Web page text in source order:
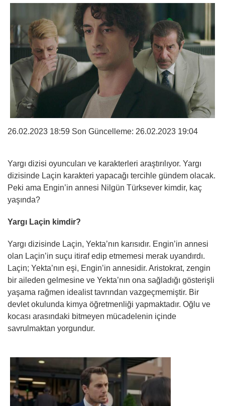
26.02.2023 18:59 Son Güncelleme: 26.02.2023 19:04
Yargı dizisi oyuncuları ve karakterleri araştırılıyor. Yargı
dizisinde Laçin karakteri yapacağı tercihle gündem olacak.
Peki ama Engin’in annesi Nilgün Türksever kimdir, kaç
yaşında?
Yargı Laçin kimdir?
Yargı dizisinde Laçin, Yekta’nın karısıdır. Engin’in annesi
olan Laçin’in suçu itiraf edip etmemesi merak uyandırdı.
Laçin; Yekta’nın eşi, Engin’in annesidir. Aristokrat, zengin
bir aileden gelmesine ve Yekta’nın ona sağladığı gösterişli
yaşama rağmen idealist tavrından vazgeçmemiştir. Bir
devlet okulunda kimya öğretmenliği yapmaktadır. Oğlu ve
kocası arasındaki bitmeyen mücadelenin içinde
savrulmaktan yorgundur.